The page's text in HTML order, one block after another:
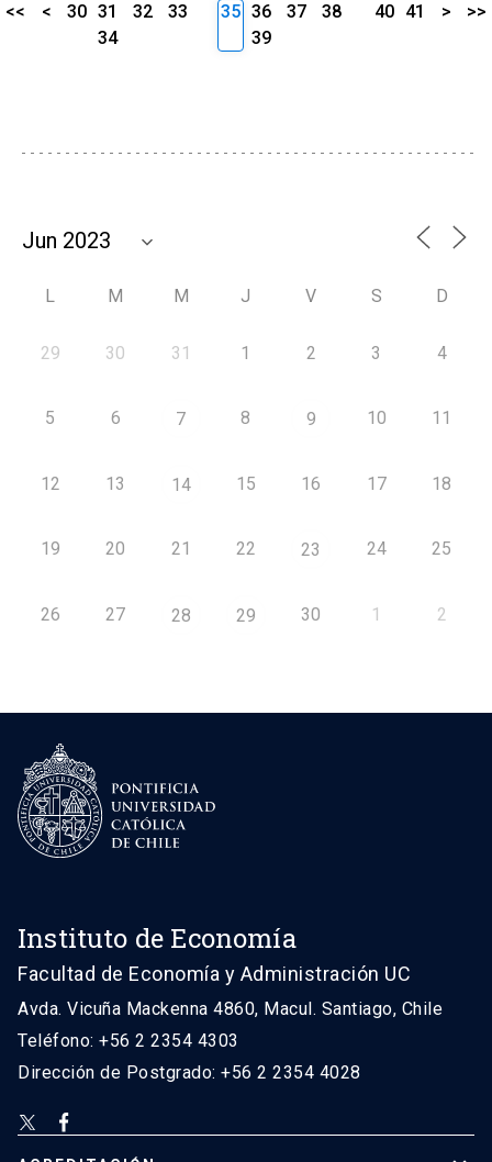
<< < 30 31 32
33
34
35 36 37
38
39
40 41 > >>
L M M J V S D
29 30 31 1 2 3 4
5 6 7 8 9 10 11
12 13 14 15 16 17 18
19 20 21 22 23 24 25
26 27 28 29 30 1 2
Instituto de Economía
Facultad de Economía y Administración UC
Avda. Vicuña Mackenna 4860, Macul. Santiago, Chile
Teléfono: +56 2 2354 4303
Dirección de Postgrado: +56 2 2354 4028